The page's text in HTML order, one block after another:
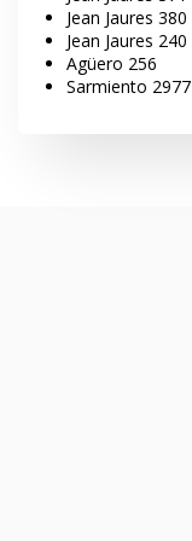
Jean Jaures 380
Jean Jaures 240
Agüero 256
Sarmiento 2977